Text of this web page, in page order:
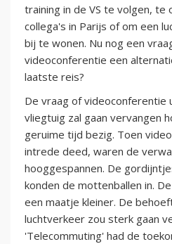
training in de VS te volgen,
collega's in Parijs of om een
bij te wonen. Nu nog een
videoconferentie een
laatste reis?
De vraag of videoconferentie
vliegtuig zal gaan vervangen
geruime tijd bezig. Toen
intrede deed, waren de
hooggespannen. De
konden de mottenballen in.
een maatje kleiner. De
luchtverkeer zou sterk gaan
'Telecommuting' had de